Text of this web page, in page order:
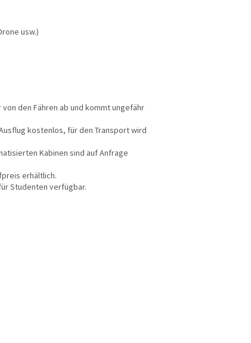
usw.)
den Fähren ab und kommt ungefähr
kostenlos, für den Transport wird
Kabinen sind auf Anfrage
erhältlich.
Studenten verfügbar.